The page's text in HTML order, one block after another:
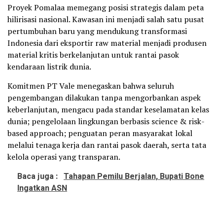
Proyek Pomalaa memegang posisi strategis dalam peta
hilirisasi nasional. Kawasan ini menjadi salah satu pusat
pertumbuhan baru yang mendukung transformasi
Indonesia dari eksportir raw material menjadi produsen
material kritis berkelanjutan untuk rantai pasok
kendaraan listrik dunia.
Komitmen PT Vale menegaskan bahwa seluruh
pengembangan dilakukan tanpa mengorbankan aspek
keberlanjutan, mengacu pada standar keselamatan kelas
dunia; pengelolaan lingkungan berbasis science & risk-
based approach; penguatan peran masyarakat lokal
melalui tenaga kerja dan rantai pasok daerah, serta tata
kelola operasi yang transparan.
Baca juga : Tahapan Pemilu Berjalan, Bupati Bone
Ingatkan ASN